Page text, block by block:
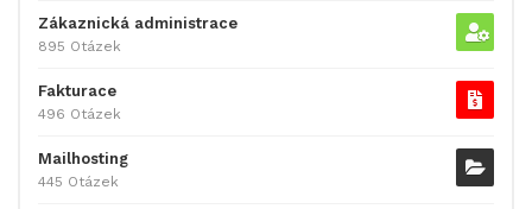
Zákaznická administrace
895 Otázek
Fakturace
496 Otázek
Mailhosting
445 Otázek